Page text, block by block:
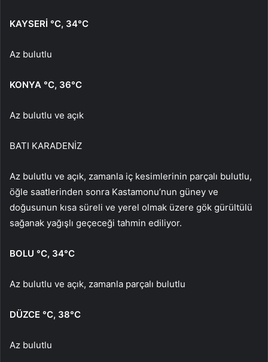
KAYSERİ °C, 34°C
Az bulutlu
KONYA °C, 36°C
Az bulutlu ve açık
BATI KARADENİZ
Az bulutlu ve açık, zamanla iç kesimlerinin parçalı bulutlu,
öğle saatlerinden sonra Kastamonu’nun güney ve
doğusunun kısa süreli ve yerel olmak üzere gök gürültülü
sağanak yağışlı geçeceği tahmin ediliyor.
BOLU °C, 34°C
Az bulutlu ve açık, zamanla parçalı bulutlu
DÜZCE °C, 38°C
Az bulutlu